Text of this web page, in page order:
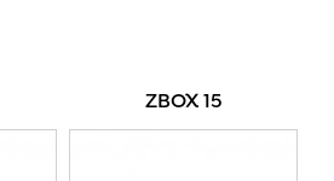
ZBOX 15